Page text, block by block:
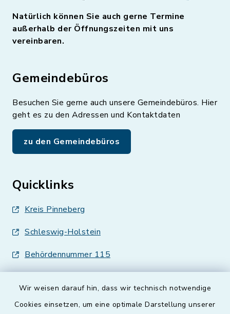
Wir weisen darauf hin, dass wir technisch notwendige
Cookies einsetzen, um eine optimale Darstellung unserer
Natürlich können Sie auch gerne Termine
außerhalb der Öffnungszeiten mit uns
vereinbaren.
Gemeindebüros
Besuchen Sie gerne auch unsere Gemeindebüros. Hier
geht es zu den Adressen und Kontaktdaten
zu den Gemeindebüros
Quicklinks
Kreis Pinneberg
Schleswig-Holstein
Behördennummer 115